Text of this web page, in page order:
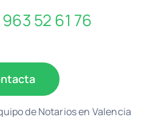
52 61 76
de Notarios en Valencia